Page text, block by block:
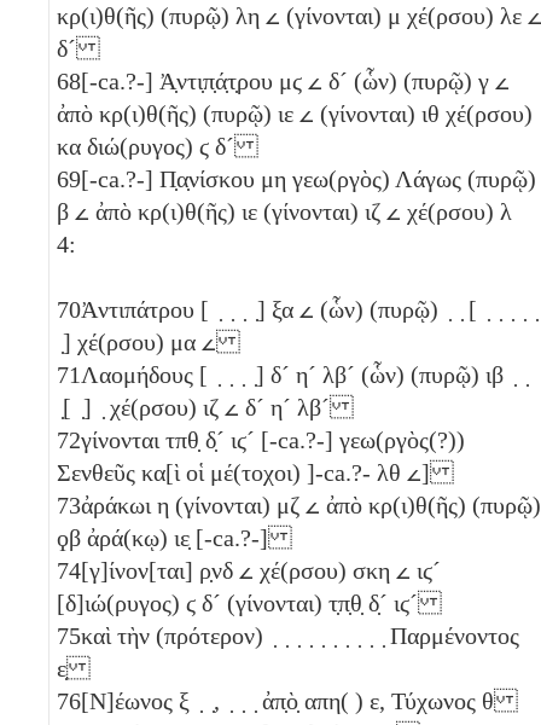
κρ(ι)θ(ῆς) (πυρῷ) λη 𐅵 (γίνονται) μ χέ(ρσου) λε 𐅵
δ´
68[-ca.?-] Ἀ̣ντι̣π̣ά̣τ̣ρου μϛ 𐅵 δ´ (ὧν) (πυρῷ) γ 𐅵
ἀπὸ κρ(ι)θ(ῆς) (πυρῷ) ιε 𐅵 (γίνονται) ιθ χέ(ρσου)
κα διώ(ρυγος) ϛ δ´
69[-ca.?-] Π̣α̣νίσκου μη γεω(ργὸς) Λάγως (πυρῷ)
β 𐅵 ἀπὸ κρ(ι)θ(ῆς) ιε (γίνονται) ιζ 𐅵 χέ(ρσου) λ
4:
70Ἀντιπάτρου [ ̣ ̣ ̣ ̣] ξα 𐅵 (ὧν) (πυρῷ) ̣ ̣ [ ̣ ̣ ̣ ̣ ̣
̣] χέ(ρσου) μα 𐅵
71Λαομήδους [ ̣ ̣ ̣ ̣] δ´ η´ λβ´ (ὧν) (πυρῷ) ιβ
̣[ ̣] ̣ χέ(ρσου) ιζ 𐅵 δ´ η´ λβ´
72γίνονται τπθ̣ δ̣´ ιϛ´ [-ca.?-] γεω(ργὸς(?))
Σενθεῦς κα[ὶ οἱ μέ(τοχοι) ]-ca.?- λθ 𐅵]
73ἀράκωι η (γίνονται) μζ 𐅵 ἀπὸ κρ(ι)θ(ῆς) (πυρῷ)
ϙβ ἀρά(κῳ) ιε̣ [-ca.?-]
74[γ]ίνον[ται] ρ̣νδ 𐅵 χέ(ρσου) σκη 𐅵 ιϛ´
[δ]ιώ(ρυγος) ϛ δ´ (γίνονται) τ̣π̣θ̣ δ̣´ ιϛ´
75καὶ τὴν (πρότερον) ̣ ̣ ̣ ̣ ̣ ̣ ̣ ̣ ̣ ̣ Παρμένοντος
ε̣
76[Ν]έωνος ξ ̣ ̣, ̣ ̣ ̣ ἀπ̣ὸ̣ απη( ) ε, Τύχωνος θ